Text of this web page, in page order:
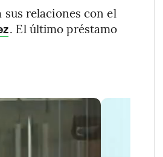
sus relaciones con el
. El último préstamo